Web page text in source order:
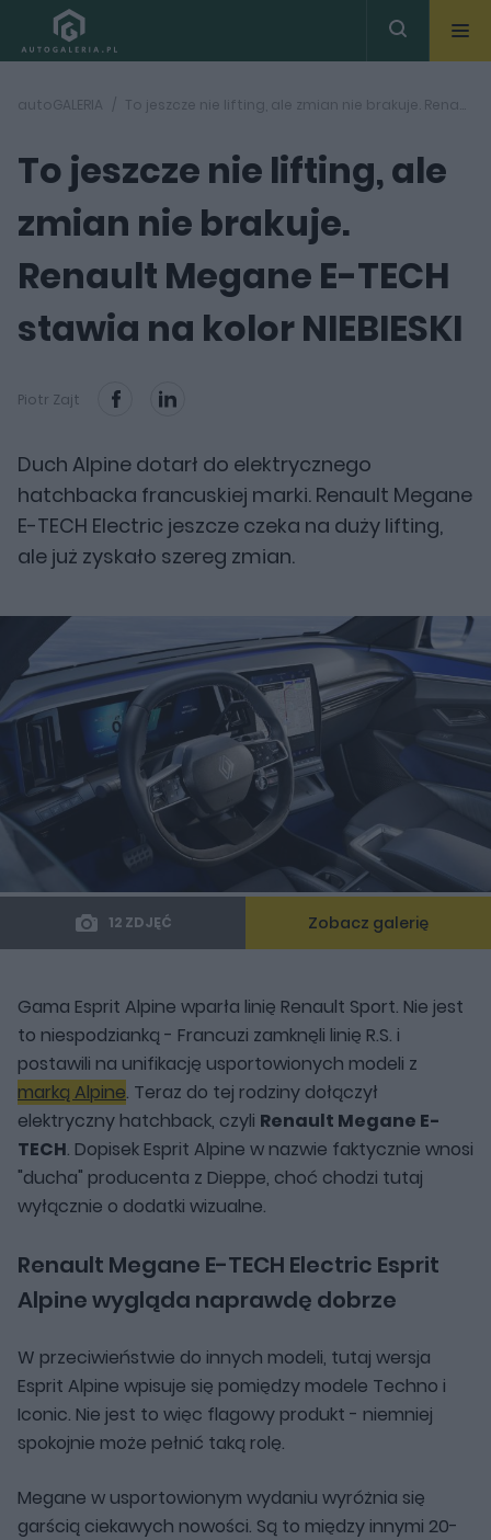
autoGALERIA To jeszcze nie lifting, ale zmian nie brakuje. Renault Megane E-TECH stawia na kolor NIEBIESKI
To jeszcze nie lifting, ale
zmian nie brakuje.
Renault Megane E-TECH
stawia na kolor NIEBIESKI
Piotr Zajt
Duch Alpine dotarł do elektrycznego
hatchbacka francuskiej marki. Renault Megane
E-TECH Electric jeszcze czeka na duży lifting,
ale już zyskało szereg zmian.
12 ZDJĘĆ Zobacz galerię
Gama Esprit Alpine wparła linię Renault Sport. Nie jest
to niespodzianką - Francuzi zamknęli linię R.S. i
postawili na unifikację usportowionych modeli z
marką Alpine. Teraz do tej rodziny dołączył
elektryczny hatchback, czyli Renault Megane E-
TECH. Dopisek Esprit Alpine w nazwie faktycznie wnosi
"ducha" producenta z Dieppe, choć chodzi tutaj
wyłącznie o dodatki wizualne.
Renault Megane E-TECH Electric Esprit
Alpine wygląda naprawdę dobrze
W przeciwieństwie do innych modeli, tutaj wersja
Esprit Alpine wpisuje się pomiędzy modele Techno i
Iconic. Nie jest to więc flagowy produkt - niemniej
spokojnie może pełnić taką rolę.
Megane w usportowionym wydaniu wyróżnia się
garścią ciekawych nowości. Są to między innymi 20-